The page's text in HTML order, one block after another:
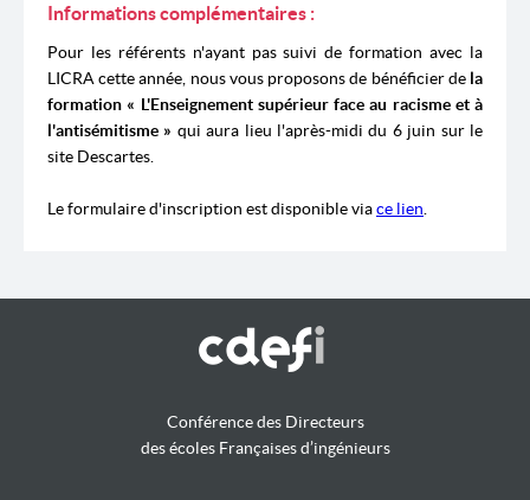
Informations complémentaires :
Pour les référents n'ayant pas suivi de formation avec la
LICRA cette année, nous vous proposons de bénéficier de la
formation « L'Enseignement supérieur face au racisme et à
l'antisémitisme » qui aura lieu l'après-midi du 6 juin sur le
site Descartes.
Le formulaire d'inscription est disponible viace lien
Conférence des Directeurs
des écoles Françaises d’ingénieurs